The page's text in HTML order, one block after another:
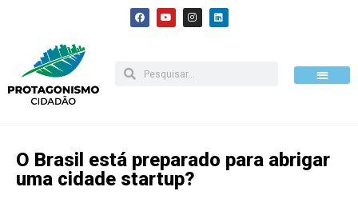
para
conteúdo
O Brasil está preparado para abrigar
uma cidade startup?